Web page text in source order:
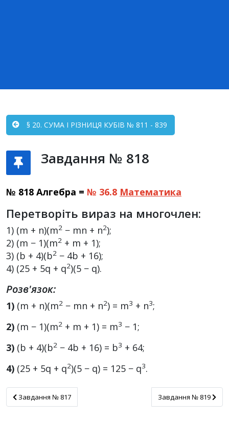
§ 20. СУМА І РІЗНИЦЯ КУБІВ № 811 - 839
Завдання № 818
№ 818 Алгебра = № 36.8 Математика
Перетворіть вираз на многочлен:
1) (m + n)(m2 − mn + n2);
2) (m − 1)(m2 + m + 1);
3) (b + 4)(b2 − 4b + 16);
4) (25 + 5q + q2)(5 − q).
Розв'язок:
1) (m + n)(m2 − mn + n2) = m3 + n3;
2) (m − 1)(m2 + m + 1) = m3 − 1;
3) (b + 4)(b2 − 4b + 16) = b3 + 64;
4) (25 + 5q + q2)(5 − q) = 125 − q3.
Завдання № 817
Завдання № 817 Завдання № 819
Завдання № 819